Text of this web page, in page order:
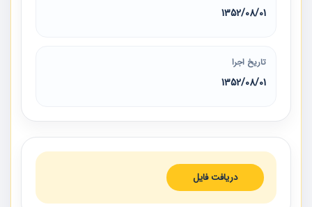
1352/08/01
تاریخ اجرا
1352/08/01
دریافت فایل